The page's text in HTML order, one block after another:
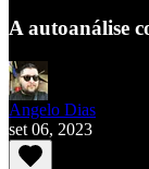
A autoanálise
Angelo Dias
set 06, 2023